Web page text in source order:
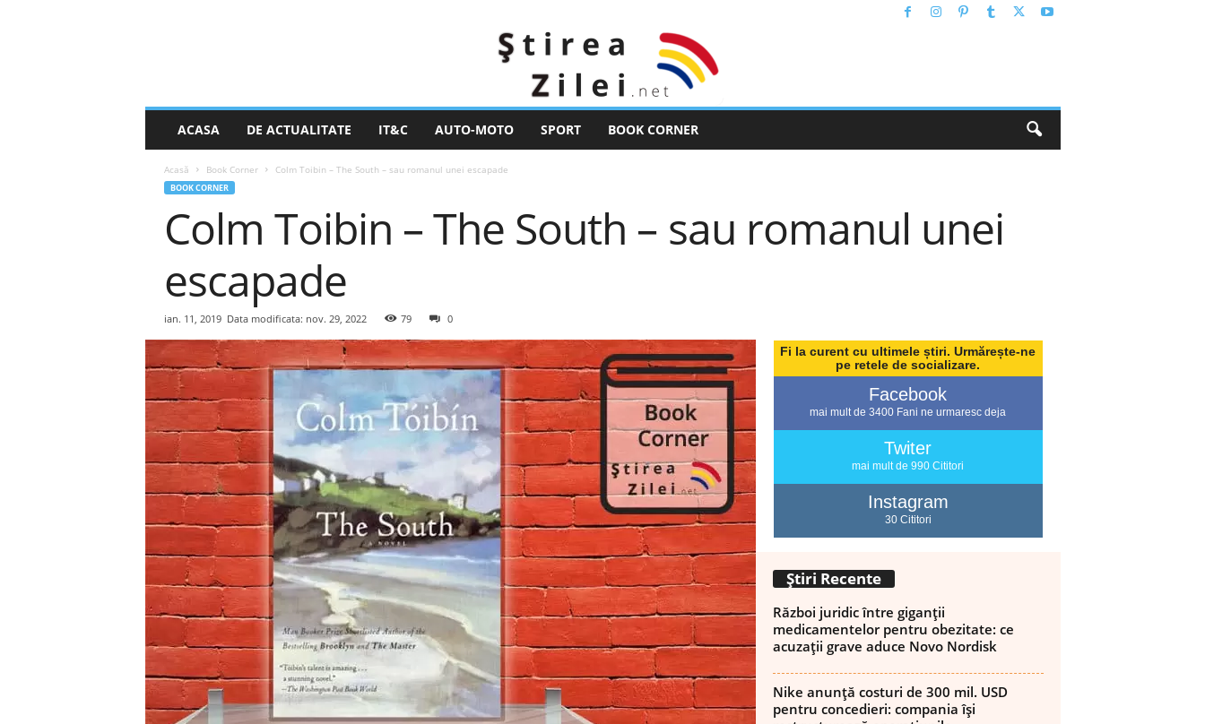
i
n
t
ACASA DE ACTUALITATE IT&C AUTO-MOTO SPORT BOOK CORNER
Acasă Book Corner Colm Toibin – The South – sau romanul unei escapade
BOOK CORNER
Colm Toibin – The South – sau romanul unei
escapade
ian. 11, 2019 Data modificata: nov. 29, 2022 79 0
Fi la curent cu ultimele știri. Urmărește-ne
pe retele de socializare.
Facebook
mai mult de 3400 Fani ne urmaresc deja
Twiter
mai mult de 990 Cititori
Instagram
30 Cititori
Știri Recente
Război juridic între giganții
medicamentelor pentru obezitate: ce
acuzații grave aduce Novo Nordisk
Nike anunță costuri de 300 mil. USD
pentru concedieri: compania își